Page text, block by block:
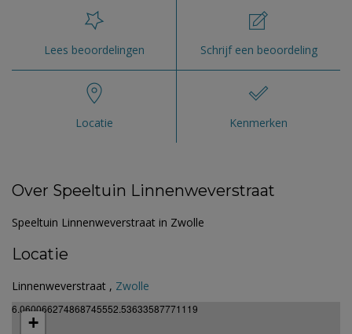
Lees beoordelingen Schrijf een beoordeling
Locatie Kenmerken
Over Speeltuin Linnenweverstraat
Speeltuin Linnenweverstraat in Zwolle
Locatie
Linnenweverstraat , Zwolle
6.060066274868745552.53633587771119
+